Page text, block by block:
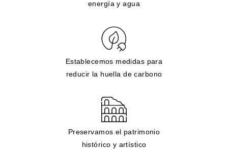
energía y agua
Establecemos medidas para
reducir la huella de carbono
Preservamos el patrimonio
histórico y artístico